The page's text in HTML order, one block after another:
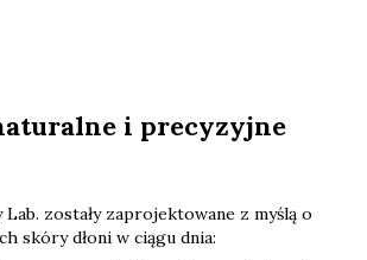
i precyzyjne
zostały zaprojektowane z myślą o
skóry dłoni w ciągu dnia: